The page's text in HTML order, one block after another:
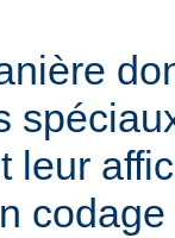
leur